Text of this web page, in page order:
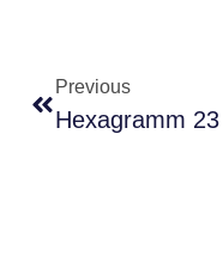
Previous